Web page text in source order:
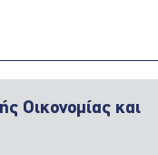
Οικονομίας και